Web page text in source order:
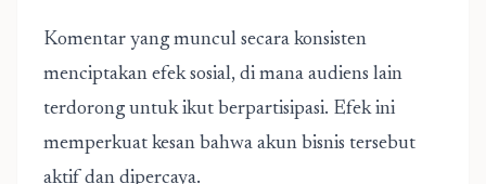
Komentar yang muncul secara konsisten
menciptakan efek sosial, di mana audiens lain
terdorong untuk ikut berpartisipasi. Efek ini
memperkuat kesan bahwa akun bisnis tersebut
aktif dan dipercaya.